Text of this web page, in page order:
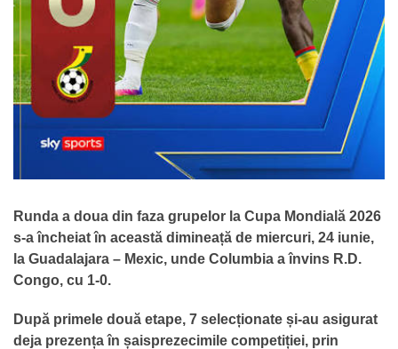
Runda a doua din faza grupelor la Cupa Mondială 2026
s-a încheiat în această dimineață de miercuri, 24 iunie,
la Guadalajara – Mexic, unde Columbia a învins R.D.
Congo, cu 1-0.
După primele două etape, 7 selecționate și-au asigurat
deja prezența în șaisprezecimile competiției, prin